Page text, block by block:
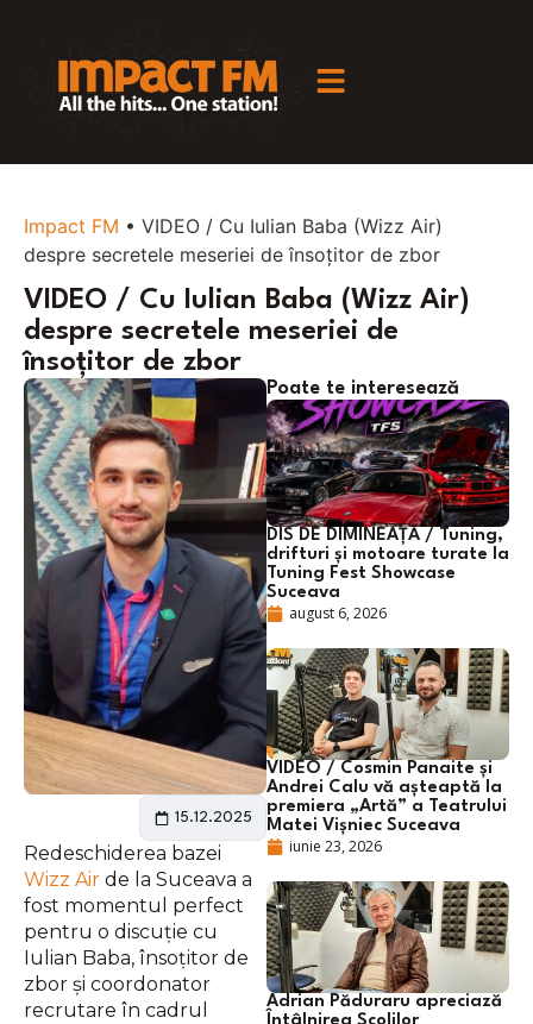
Impact FM • VIDEO / Cu Iulian Baba (Wizz Air)
despre secretele meseriei de însoțitor de zbor
VIDEO / Cu Iulian Baba (Wizz Air)
despre secretele meseriei de
însoțitor de zbor
15.12.2025
Redeschiderea bazei
Wizz Air de la Suceava a
fost momentul perfect
pentru o discuție cu
Iulian Baba, însoțitor de
zbor și coordonator
recrutare în cadrul
Poate te interesează
DIS DE DIMINEAȚĂ / Tuning,
drifturi și motoare turate la
Tuning Fest Showcase
Suceava
august 6, 2026
VIDEO / Cosmin Panaite și
Andrei Calu vă așteaptă la
premiera „Artă” a Teatrului
Matei Vișniec Suceava
iunie 23, 2026
Adrian Păduraru apreciază